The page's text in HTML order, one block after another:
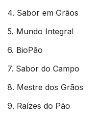
4. Sabor em Grãos
5. Mundo Integral
6. BioPão
7. Sabor do Campo
8. Mestre dos Grãos
9. Raízes do Pão